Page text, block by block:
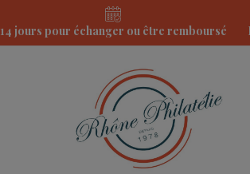
14 jours pour échanger ou être remboursé